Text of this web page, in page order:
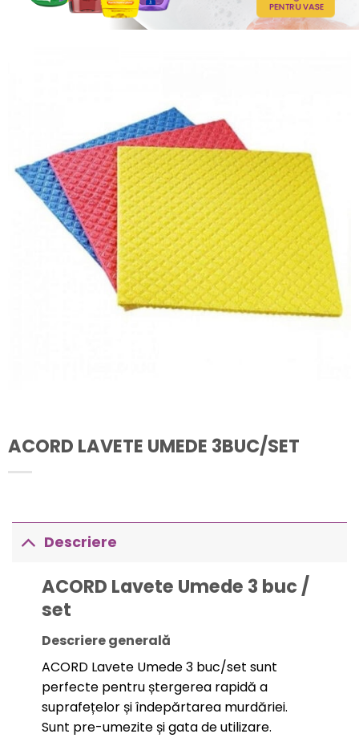
ACORD LAVETE UMEDE 3BUC/SET
Descriere
ACORD Lavete Umede 3 buc /
set
Descriere generală
ACORD Lavete Umede 3 buc/set sunt
perfecte pentru ștergerea rapidă a
suprafețelor și îndepărtarea murdăriei.
Sunt pre-umezite și gata de utilizare.